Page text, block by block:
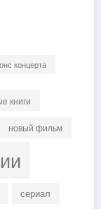
концерта
книги
новый фильм
сериал